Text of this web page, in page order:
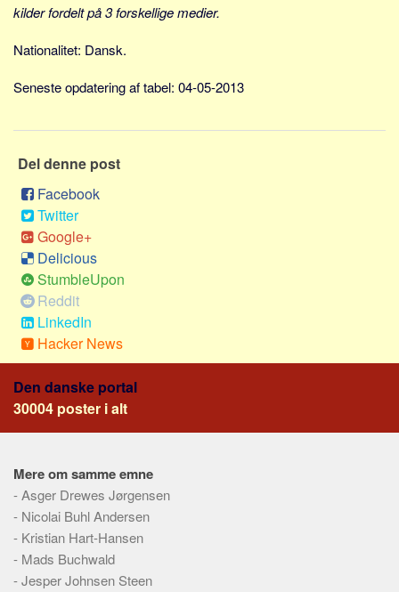
Virksomhed
Investering
Forbrug
Aspekter
Køb og salg
Økonomi
Jura og regler
Skatter og afgifter
Statistik
Praktisk
Alle
Dokumenttyper
Emner
Skribenter
Personer
Steder
kilder fordelt på 3 forskellige medier.
Nationalitet: Dansk.
Seneste opdatering af tabel: 04-05-2013
Del denne post
Facebook
Twitter
Google+
Delicious
StumbleUpon
Reddit
LinkedIn
Hacker News
Den danske portal
30004 poster i alt
Mere om samme emne
-Asger Drewes Jørgensen
- Nicolai Buhl Andersen
- Kristian Hart-Hansen
- Mads Buchwald
-Jesper Johnsen Steen